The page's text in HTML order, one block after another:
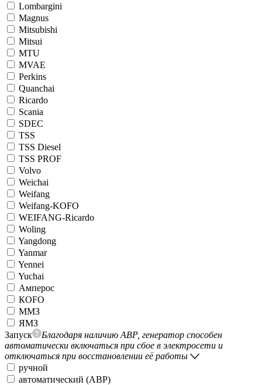
Lombargini
Magnus
Mitsubishi
Mitsui
MTU
MVAE
Perkins
Quanchai
Ricardo
Scania
SDEC
TSS
TSS Diesel
TSS PROF
Volvo
Weichai
Weifang
Weifang-KOFO
WEIFANG-Ricardo
Woling
Yangdong
Yanmar
Yennei
Yuchai
Амперос
КОFO
ММЗ
ЯМЗ
Запуск
Благодаря наличию АВР, генератор способен
автоматически включаться при сбое в электросети и
отключаться при восстановлении её работы
ручной
автоматический (АВР)